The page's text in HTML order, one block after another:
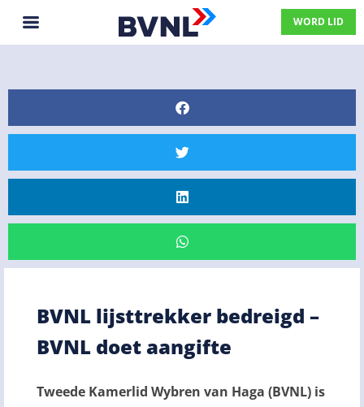
WORD LID
BVNL lijsttrekker bedreigd –
BVNL doet aangifte
Tweede Kamerlid Wybren van Haga (BVNL) is